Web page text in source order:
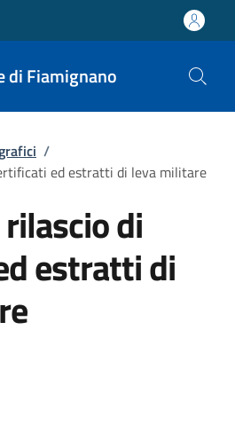
di Fiamignano
/
ed estratti di leva militare
di
estratti di